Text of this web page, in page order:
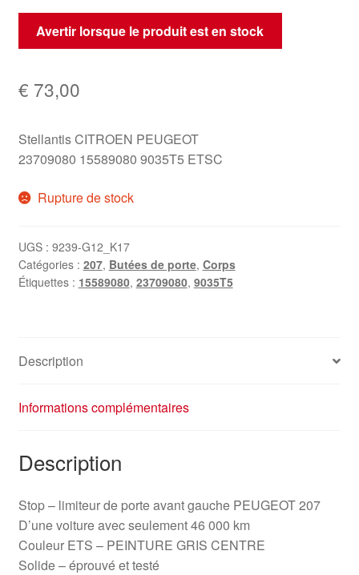
Avertir lorsque le produit est en stock
€ 73,00
Stellantis CITROEN PEUGEOT
23709080 15589080 9035T5 ETSC
Rupture de stock
UGS : 9239-G12_K17
Catégories : 207, Butées de porte, Corps
Étiquettes : 15589080, 23709080, 9035T5
Description
Informations complémentaires
Description
Stop – limiteur de porte avant gauche PEUGEOT 207
D’une voiture avec seulement 46 000 km
Couleur ETS – PEINTURE GRIS CENTRE
Solide – éprouvé et testé